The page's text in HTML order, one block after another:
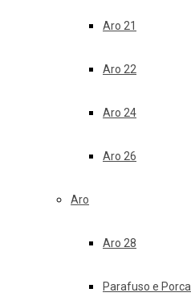
Aro 21
Aro 22
Aro 24
Aro 26
Aro
Aro 28
Parafuso e Porca